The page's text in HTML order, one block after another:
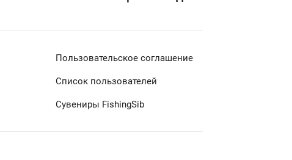
Пользовательское соглашение
Список пользователей
Сувениры FishingSib